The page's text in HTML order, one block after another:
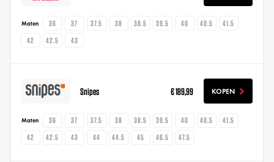
Maten 36 37 37.5 38 38.5 39.5 40 40.5
41.5
42
42.5 43
Snipes € 189,99 KOPEN
Maten 36 37 37.5 38 38.5 39.5 40 40.5
41.5
42
42.5 43 44 44.5 45 46.5 47.5